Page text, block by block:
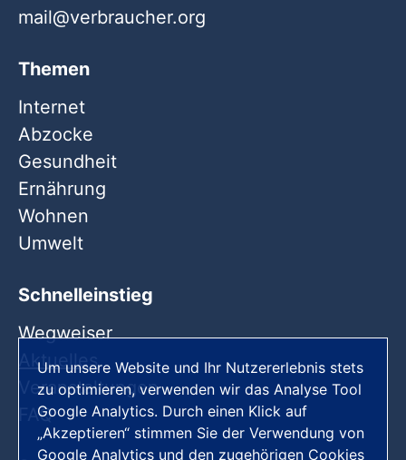
mail
verbraucher org
Themen
Internet
Abzocke
Gesundheit
Ernährung
Wohnen
Umwelt
Schnelleinstieg
Wegweiser
Aktuelles
Veranstaltungen
FAQ
Um unsere Website und Ihr Nutzererlebnis stets
zu optimieren, verwenden wir das Analyse Tool
Google Analytics. Durch einen Klick auf
„Akzeptieren“ stimmen Sie der Verwendung von
Google Analytics und den zugehörigen Cookies